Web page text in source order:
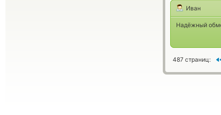
Иван
Надёжный
487 страниц: